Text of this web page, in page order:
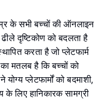
के सभी बच्चों की ऑनलाइन
दृष्टिकोण को बदलता है
करता है जो प्लेटफार्म
मतलब है कि बच्चों को
प्लेटफार्मों को बदमाशी,
के लिए हानिकारक सामग्री